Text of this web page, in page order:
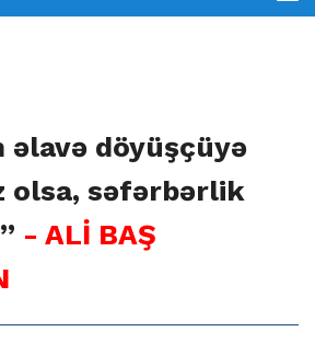
əlavə döyüşçüyə
olsa, səfərbərlik
- ALİ BAŞ